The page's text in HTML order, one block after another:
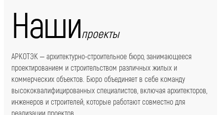
Нашипроекты
АРКОТЭК – архитектурно-строительное бюро, занимающееся
проектированием и строительством различных жилых и
коммерческих объектов. Бюро объединяет в себе команду
высококвалифицированных специалистов, включая архитекторов,
инженеров и строителей, которые работают совместно для
реализации проектов.